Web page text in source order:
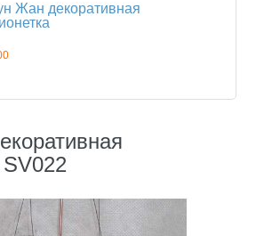
Жан декоративная